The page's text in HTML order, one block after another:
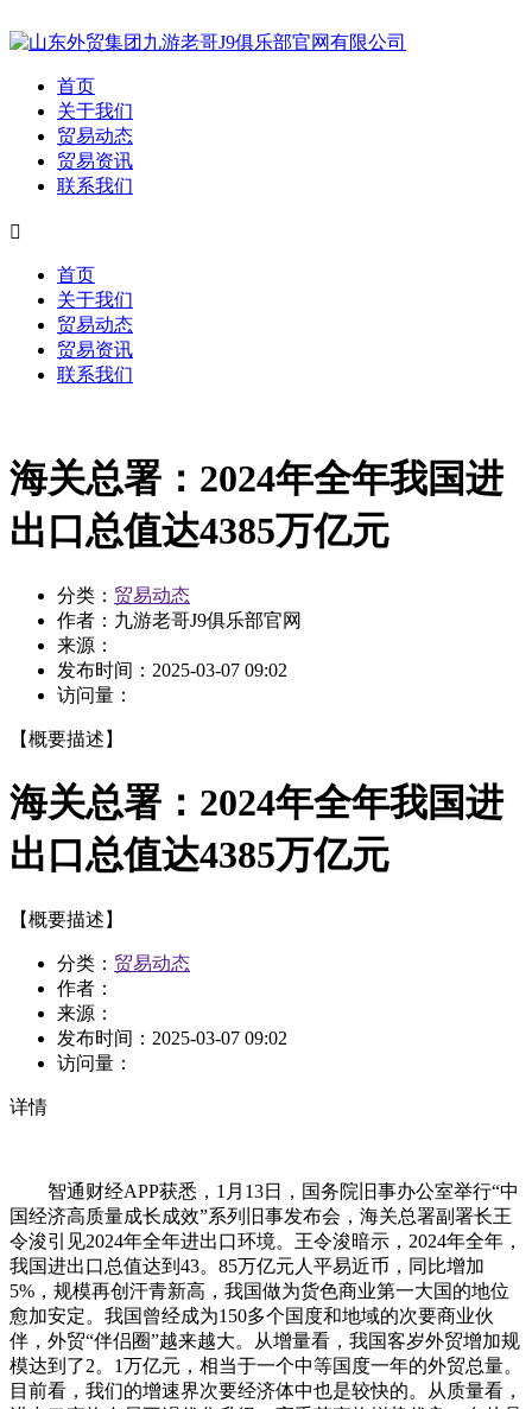
首页
关于我们
贸易动态
贸易资讯
联系我们

首页
关于我们
贸易动态
贸易资讯
联系我们
海关总署：2024年全年我国进
出口总值达4385万亿元
分类： 贸易动态
作者： 九游老哥J9俱乐部官网
来源：
发布时间： 2025-03-07 09:02
访问量：
【概要描述】
海关总署：2024年全年我国进
出口总值达4385万亿元
【概要描述】
分类： 贸易动态
作者：
来源：
发布时间： 2025-03-07 09:02
访问量：
详情
智通财经APP获悉，1月13日，国务院旧事办公室举行“中国经济高质量成长成效”系列旧事发布会，海关总署副署长王令浚引见2024年全年进出口环境。王令浚暗示，2024年全年，我国进出口总值达到43。85万亿元人平易近币，同比增加5%，规模再创汗青新高，我国做为货色商业第一大国的地位愈加安定。我国曾经成为150多个国度和地域的次要商业伙伴，外贸“伴侣圈”越来越大。从增量看，我国客岁外贸增加规模达到了2。1万亿元，相当于一个中等国度一年的外贸总量。目前看，我们的增速界次要经济体中也是较快的。从质量看，进出口产物布局不竭优化升级，高手艺产物增势优良，自从品牌出口创汗青新高，跨境电商等新型商业业态兴旺成长。2024年我国新产物、新业态品牌不竭出现，外贸含“新”量不竭上升，更多高科技属性的新产物加快出海，电动汽车、3D打印机、工业机械人出口别离实现了13。1%、32。8%、45。2%的增加。跨境电商新业态全年进出口达到了2。63万亿元，比2020年多了1万亿元。自从品牌圈粉无数，占我国出口比沉同比提拔0。8个百分点到了21。8%，国货潮牌界各地刮起了“中国风”。我国出口产物的布局不竭优化升级，客岁机电产物的出口增加了8。7%，占出口总值的比沉提拔了0。9个百分点，达到了59。4%，此中高端配备出口增加跨越4成。进口产物持续多元无效供给，机电产物进口增加7。3%，大商品进口量添加了5%，此中能矿产物从共建“一带一”国度进口的比沉提拔0。3个百分点。密斯们、先生们，大师上午好。欢送出席国务院旧事办旧事发布会。今天我们举行“中国经济高质量成长成效”系列旧事发布会，我们邀请到海关总署副署长王令浚先生，请他向大师引见2024年全年进出口相关环境，并回覆大师关怀的问题。出席今天发布会的还有，海关总署旧事讲话人、统计阐发司司长吕大良先生，分析营业司担任人林少滨先生。感谢掌管人。列位记者伴侣，新年好！欢送大师加入今天的旧事发布会，很是感激你们一曲以来对海关工做的关怀、关心和支撑。我先从一张报关单说起，这是2024年8838万份报关单中的最初一份。它是一批从深圳发往日本的翻译，虽然这批货色价款不高，但它却为2024年中国外贸的进出口画上了一个句号。2024年，正在以习同志为焦点的顽强带领下，我国外贸取得了令人注目的成就，实现了总量、增量、质量的“三量”齐升。从总量看，持续跨过42、43两个万亿级大关。客岁，全年进出口总值达到43。85万亿元人平易近币，同比增加5%，规模再创汗青新高，我国做为货色商业第一大国的地位愈加安定。我国曾经成为150多个国度和地域的次要商业伙伴，外贸“伴侣圈”越来越大。从增量看，我国客岁外贸增加规模达到了2。1万亿元，相当于一个中等国度一年的外贸总量。目前看，我们的增速界次要经济体中也是较快的。从质量看，进出口产物布局不竭优化升级，高手艺产物增势优良，自从品牌出口创汗青新高，跨境电商等新型商业业态兴旺成长。成就来之不易。2024年外贸成功实现质升量稳的方针，底子是集中同一带领，审时度势及时推出了一揽子增量政策、打出一套不变外贸促增加的“组合拳”。同时，也离不开各地各部分的配合勤奋，离不开千千千万外贸从业者的辛勤付出。海关是我国外贸成长的者、记实者，也是参取者、推进者。2024年，海关监管进出口货色达到了56。03亿吨，进出境运输东西3991。7万辆次。面临潮流般的人流、物流，我们一直服膺守国门这一最根基最主要的职责，用聪慧海关建立起现代化监管轨制的堤坝，把各类疫情疫病、犯禁品、不及格商品都拦截正在国门之外，牢牢守住平安底线、监管红线，了国度和人平易近的好处，以高程度平安护航高质量成长。我们一直服膺高质量成长这一新时代的硬事理，出台并实施进一步优化港口营商推进企业通关便当的16条办法和海关支撑新时代东北全面复兴、鞭策中部地域加速兴起、新时代进一步鞭策西部大开辟构成新款式等办事区域协调成长的办法上百项，扩大政策组合效应。摆设正在20个城市开展推进跨境商业便当化专项步履，营制市场化、化、国际化的一流港口营商。深化海关监管轨制立异，全力支撑海南商业港、自贸试验区等各类平台立异成长，以高程度帮推高质量成长。下一步，我们将按照地方经济工做会议摆设，稳中求进、以进促稳，干字当头、高昂无为，以聪慧海关扶植、“智关强国”步履为总抓手，以更鼎力度抓、以更严监管保平安、以更实办法稳外贸、以更高尺度促，守国门、促成长，当好让党安心、让人平易近对劲的国门卫士。2024年是我国实现“十四五”规划方针使命最环节的一年，适才您引见了2024年我国的外贸实现了“三量”齐升，想请问一下，客岁我国外贸正在高质量成长方面有哪些特点和亮点？感谢。感谢您的提问。高质高量才是高质量，缺一不成。先从量来说，适才我说了，客岁我们的进出口总值达到43。85万亿元，增加5%，这个规模比“十三五”收官之年的2020年添加了11。63万亿元，这个增量曾经是“十三五”期间五年增量的1。5倍。世界商业组织最新数据显示，客岁前三季度我国出口和进口占国际市场份额别离达到了14。5%和10。5%，同比别离提拔0。3和0。1个百分点，我国货色商业第一大国的地位进一步巩固。一是布局更优。我国出口产物的布局不竭优化升级，客岁机电产物的出口增加了8。7%，占出口总值的比沉提拔了0。9个百分点，达到了59。4%，此中高端配备出口增加跨越4成。进口产物持续多元无效供给，机电产物进口增加7。3%，大商品进口量添加了5%，此中能矿产物从共建“一带一”国度进口的比沉提拔0。3个百分点。二是“新”意更脚。2024年我国新产物、新业态品牌不竭出现，外贸含“新”量不竭上升，更多高科技属性的新产物加快出海，电动汽车、3D打印机、工业机械人出口别离实现了13。1%、32。8%、45。2%的增加。跨境电商新业态全年进出口达到了2。63万亿元，比2020年多了1万亿元。自从品牌圈粉无数，占我国出口比沉同比提拔0。8个百分点到了21。8%，国货潮牌界各地刮起了“中国风”。三是从体更强。2024年，我国有进出口记实的运营从体达到了70万家，数量再立异高。客岁中国海关正在深圳承办了第六届全球“经认证的运营者”（AEO）大会，越来越多外贸企业乘势而上，具有了AEO这一块全球通行的“金字招牌”，截至2024岁尾，我国AEO企业数量达6338家，比2023岁尾添加了612家。四是伙伴更多。我们的商业伙伴遍全国，2024年，我国对结合国统计分组中几乎全数国度和地域都有进出口记实，此中出口和进口伙伴别离比2023年添加了1个和4个，对160多个伙伴实现进出口增加。通关便当化是外贸企业最关怀的问题之一，也是推进外贸稳增加的次要帮力。请简要引见一下海关正在这方面做了哪些工做？本年正在提拔通关便当化程度方面，海关还将有哪些新的动做？感谢。感谢记者的提问。便当就是效率，效率就是。通关每快一分钟、每省一分钱，就是为外贸企业成长增一份力、加一把劲。一曲以来我们“企业有所呼、海关有所应”，持续推进海关监管办事立异，勤奋打制平安、便当、高效的通关。通关便当化办法归纳综合起来是3个字：优、简、快。优，就是优流程、优办事。持续优化进出口货色通关模式，奉行快速通关的“绿色通道”，帮力企业进出口跑出“加快度”。例如，我们正在广东省奉行“组合港”（“一港通”）便当通关模式，优化海关通关和口岸调拨等多个环节的跟尾流程，实现路过枢纽港和干线港间转运的进出口货色全年不间断流转和全天候曲拆，进口次要环节从11个削减到8个，出口次要环节从14个削减到10个，据我们测算，货色平均堆存期由本来的5-7天缩短到2天以内。对于低风险的合规货色来说，从申报到放行，现正在能够实现全程网上操做，根基实现了读秒通关。简，就是简单证、简手续。我们积极鞭策大幅精简进出口环节需要验核的监管证书，并根基实现了网上验核。连系“高效办成一件事”，我们做了一些，好比青岛海关把涉税化验和涉检化验合二为一，提高进口燃料油的通关时效，储油罐的周转能力提拔30%以上。我们还不竭简化营业打点体例，现正在企业根基上都能够通过国际商业的“单一窗口”做到通关“一坐式”打点。近期，我们还打消了跨境电商海外仓存案手续，企业只需完成报关单元存案和跨境电商企业存案，就当即可间接开展营业。总而言之，我们争取能简就简、应简尽简，目标就是让企业通关简洁再简洁。快，就是功课快、查抄快。通关便未便利，说到底就是看通关快不快。我们通过聪慧海关试点“近程属地查检”，通过视频连线“千里眼”实施近程查检，能够让单票查检功课时间压缩90%。我们奉行实空包拆等高新手艺货色布控检验模式，可压缩企业通关时间80%。我们对进口大矿产物以及原油等实施“聪慧查验检疫”“先放后检”等试点，例如湛江海关对进口铁矿石实施“聪慧查验检疫”模式，每批货色通关时间削减15个小时，需要企业共同的功课量削减95%以上；我们还正在乌鲁木齐、海关开展进口铁运输铜精矿目标地查验试点，通关时间由本来的150-200小时缩短到30小时以内。推进通关便当没有最好、只要更好。我们很清晰这一点，所以我们将继续组织推进推进跨境商业便当化专项步履，还预备出台特地的推进航空港口通关便当化政策办法。总而言之，让外贸企业通关愈加省时、省钱、省心、省力。近年来国度对区域协调成长做出了系列摆设，地方经济工做会议的沉点使命也包含“加大区域计谋实施力度，加强区域成长活力”。请问客岁我国各区域进出口表示若何？各区域对不变国度外贸大盘子阐扬了如何的感化。感谢。客岁我国各大区域的进出口获得了平衡成长，呈现百花齐放的场合排场。这个问题请我同事吕大良先生回应。2024年，我国外贸质升量稳，是“全国一盘棋，各地齐奋斗”干出来、拼出来的。东部、部和东北地域劣势互补、各展所长，进出口全数实现了增加。此中东部地域继续阐扬了“压舱石”的感化。全年进出口34。95万亿元，增加5。4%，占我国进出口总值的79。7%，合计进口了全国跨越85%的原油和消费品，出口了8成以上的劳密产物、家用电器和锂电池。粤港澳大湾区融合成长不竭加快，湾区内地9市进出口增加10。1%，拉动全国进出口增加1。9个百分点。东部地域也是海洋经济成长的前锋队，船舶出口增加60。8%，海上钻井平台出口增加1。2倍，二者占全国的比沉都跨越9成。部地域也日益前沿。2024年进出口7。65万亿元，增加4%。部地域正在积极、有序衔接财产转移中不竭实现成长，加工商业占进出口总值的比沉达到25。5%，高于全国平均程度7。4个百分点。更多的国际元素正正在走进内陆腹地的日常糊口。的毛肚、越南耗儿鱼等，颠末西部陆海新通道冷链运输，登上了我们的暖锅菜单；泰国的榴莲、丰硕了大师的生果选择。东部地域的程度也进一步提拔。进出口规模持续4年立异高，2024年达到1。25万亿元，增加1。6%。此中，出口增加8。1%，快于全国出口1个百分点。东北老工业出产研发能力强的财产劣势进一步阐扬，工程机械出口增加10。5%，家用电器增加了14。4%，电气节制安拆出口增加9%。值得一提的是，东北地域冰雪经济财产持续发力，对、意大利、荷兰出口的滑雪鞋服和滑雪板都成倍增加，为我国外贸添加了新亮色。感谢。请引见一下进口的环境。我们关心到，客岁下半年我国进口弱于出口，次要缘由是什么？能否取国内需求不脚相关？地方经济工做会议将“全方位扩大国内需求”做为2025年要抓好的九项沉点使命之首。请问对我国将来的进口，我们持有何种预期？感谢。感激记者对我国进口的关心。2024年，我国进口18。39万亿元，增加2。3%。按照世界商业组织发布的最新数据，截至客岁前三季度，我国进口增速高于全球1个百分点，估计全年继续连结第二猛进口国地位。进口不只对国内经济运转阐扬了主要感化，也带动了相关国度配合成长。从国内看，我国进口需求稳步增加，规模不竭扩大，不只满脚了国内出产需要，也丰硕了消费选择。2024年，我国国内工业出产稳中有升，电子元件进口增加10。1%，半导体系体例制设备进口增加21%，电脑零部件进口增加62。6%。从大商品看，用量来权衡，铁矿砂进口量增加4。9%，天然气进口量增加9。9%，煤进口量增加14。4%。同期，我国消费市场平稳增加，很多平易近生消费品进口需求较为兴旺，好比服拆进口增加5。6%、生果增加8。6%、葡萄酒进口增加38。8%。上个月，也就是12月，因为临近除夕、春节，我国进口消费品1678。2亿元，创近21个月新高，同比、环比别离增加3。9%和14。4%。从国际来看，我国有序扩大自从和单边，超大规模市场潜力持续，不只为外贸高质量成长带来了泉源活水，也为世界供给了更多机缘，共享中国市场。2024年，我国自共建“一带一”国度进口9。86万亿元，增加2。7%，占进口总值的53。6%。客岁12月1日，我国赐与所有已建交的最不发财国度100%税目产物零关税待遇，带动当月自相关国度进口增加18。1%，较前11个月加速5。8个百分点。关于客岁下半年的进口表示，我们认为是多方面要素配合感化的成果。此中，受国际大商品价钱影响比力较着，客岁下半年，我国大商品进口价钱呈现了分歧程度的下跌，像原油、铁矿砂别离下跌了9%和16。7%，这些城市表现到进口的增速上。此外，一些国度将经贸问题化，出口管制办法，一些产物对华出口，不然我们会进口得更多。关于本年的进口，我们认为增加空间仍是很大的。这不只仅是由于我国市场容量大、梯次多，储藏庞大潜力，更主要的是我们积极自动扩猛进口，取世界分享中国成长带来的机缘。到2030年，仅自觉展中国度累计进口就无望跨越8万亿美元。相信跟着国内需求全方位扩大，自从、单边有序扩大，中国大市场必将为世界供给更大机缘和更多选择。我们留意到，近年来，我国外贸“伴侣圈”越来越大，想请问一下，2024年我国外贸对分歧商业伙伴都有哪些比力凸起的亮点？感谢。感谢您的提问。中国普惠包涵的经济全球化，商业伙伴遍及五湖四海，前面我说过，我们是全球150多个国度和地域的次要商业伙伴，也就是前三名。并且这个数量还正在呈添加的趋向。客岁，无论是对新伴侣，仍是老伙伴，我们的外贸都有亮眼表示。表现正在这几个方面：共建“一带一”国度占我国进出口的比沉初次跨越了50%。客岁，我国对共开国家进出口增加6。4%，占我国进出口总值的50。3%，此中出口、进口别离增加9。6%、2。7%。“中国制制”无效对接共开国家出产、消费需求，共开国家的特色优良产物也川流不息地进入中国市场。值得一提的是，客岁中欧班列累计开行冲破了10万列，即客岁11月15日从沉庆开往杜伊斯堡的班列是第10万列，这一新时代的“钢铁驼队”绘就了新的丝画卷。大部门商业量来自于东盟等新兴市场。我国不竭推进东亚合做和区域经济一体化，加强取东盟财产链合做，对东盟持续9年进出口连结增加，持续5年互为第一大商业伙伴；金砖合做机制不竭成长强大，我国对其他金砖国和伙伴国进出口增加5。5%；此外，我国持续同拉美、非洲、中亚五国、中东欧等加强经贸合做，对其进出口别离增加7。2%、6。1%、7。5%。上述市场对我国外贸市场的贡献率近6成，成为鞭策我国外贸增加的主要力量。对欧盟、美国等保守市场也连结增势。欧盟是我国消费品第一猛进口来历地，也是我国机电产物第一大出口市场。两边经贸联系亲近，不竭拉紧了中欧好处配合体的纽带，2024年双边商业增加1。6%，此中对法国、西班牙、匈牙利别离增加2%、4。5%、12。9%。同期，中美商业增加4。9%，取我国商业全体增速根基持平，我们从美国进口农产物、能源产物、药品、飞机，对美国出口服拆、消费电子、家用电器等，实现了互利共赢。感谢。我们关心到，正在上个月，海关总署推出了进一步优化港口营商、推进企业通关便当的16条办法。可否为我们引见一下次要内容？本年环绕落实地方经济工做会议，海关还将有哪些新的稳外贸行动出台？感谢。感谢这位记者的提问。2024年，中国外贸巨轮披荆斩棘，离不开政策供给的强劲推力。从推进外贸不变增加若干办法等增量政策的及时推出，到各项存量政策叠续发力，政策盈利效应不竭。为外贸策动机强劲运转注入高质量“政策燃料”。适才这位记者也提到了，海关总署前期出台了进一步优化港口营商、推进企业通关便当的16条办法，目标就是构成推进外贸不变增加的合力。为出台16条办法，我们做了大量预备工做，进行了大量实地调研。我们进工场、上车间，听企业的，问企业的难处，力图政策办法可以或许疏通企业的痛点、难点、堵点。总的来说，这些办法环绕以下“三个新”发力。下面，我做简要引见。一是培育新业态。次要是优化跨境电商监管模式，拓展保税维修、保税再制制等“保税+”新业态，鼎力支撑边平易近互市商业健康规范成长，进一步拓增量，做大外贸总盘子。二是塑制新劣势。优化进口货色通关模式，沉点保障能矿产物和农食产物的进口，进一步便当汽车等产物扩大出口，让这些正在我国外贸总量中占比靠前的货色更好更快地进出，将节流的时间和成本为进出口企业的合作劣势，稳住外贸根基盘。三是激发新活力。进一步拉长高级认证企业（AEO）便当办法清单，优先放置快速通关、优先查抄等AEO专属福利。扩大自动披露政策的合用范畴，帮帮企业用好用脚税收优惠政策，千方百计帮帮外贸企业提能力、稳预期。地方经济工做会议就“扩大高程度对外，稳外贸、稳外资”进行了明白摆设。下一步，海关将进一步牢牢把握“稳”的大局，充实激发“进”的力量。正在“稳”的方面，我们加力抓好已有政策办法的落实和问效，聚焦企业的痛点、难点、堵点，当令推出更多更有针对性的稳外贸办法。正在“进”的方面，我们继续全面深化海关，充实成长潜力，出台新一轮支撑分析保税区高质量成长行动，推出海关对海南商业港的监管法子，实施共建“一带一”国度农食产物查验准入三年专项步履，持续为中国外贸这艘巨轮扬帆远航输送不竭动力。CCTV报道指出中国的出口增加了25。5万亿元，中国的商业顺差正在客岁增加了7万亿元，这些出口和进口上的商业差额能否会加剧商业从义，以及正在新的一年，中国的出口和商业顺差能否继续添加？感谢。感谢您的提问。关于这个问题，其实我正在客岁10月14日第三季度外贸进出口数据发布会上也做了一些引见。我感觉有如许几点：第一，中国不逃求商业顺差，具体的出口、进口规模和商业差额是国际供需关系、财产分工、市场所作等分析要素的成果，不是什么报酬的。第二，中国的商业顺差占P的比沉处于合理区间，相对于汗青高点曾经较着降低，也低于世界上其他一些次要出口国度。第三，一些国度出口管制，对中国的出口，我想进口以至想进口更多，但你不让我进，你却对商业顺差过度焦炙，这本身就是言行一致。这里我再弥补一点，中国积极自动扩猛进口，持续7年举办了中国国际进口博览会，有序扩大单边，有序扩大市场准入，自动降低关税程度，鞭策进口值不竭创汗青新高，让更多国度、更多企业共享了中国市场机缘和成长，也鞭策了中国商业愈加均衡的成长。针对从义上升，世界商业组织正在《2024年世界商业演讲》中指出，从义加剧将损害所有经济体的增加前景。无论外部若何变化，中都城将坚持不懈的扩大，否决商业从义，一直合做共赢的，用的决心、务实的行动，架起沟通的桥梁，取共享机缘、共商合做、共促成长。感谢。我们留意到，有概念暗示，近期出口增速强于季候性，次要是受“抢出口”效应影响，请问怎样对待这个概念？对于2024年全年出口表示有何评价？对本年出口形势有何瞻望？感谢。感谢这位记者伴侣的提问，您问的三个问题，别离涉及客岁一年的出口表示、本年的出口形势以及大师关怀的所谓“抢出口”问题。我先引见一下客岁全年出口环境。2024年，我国出口规模初次冲破25万亿元，达到25。45万亿元，同比增加7。1%，持续8年连结增加，展示出较强的动能和活力。具体看有三个比力凸起的特点：起首是产物品种全。我国是全球制制业第一大国，也是制制业第一大出口国。2024年，制制业占我国出口总值98。9%，此中配备制制业出口14。69万亿元，消费品制制业出口5。43万亿元，原材料制制业出口3。12万亿元。能够说现正在大到海上“巨无霸”海洋工程配备，小到适才展现的最初一份报关单，即出口的翻译，我们是样样都能制，并且质量都过硬，可以或许充实满脚国际市场出产、消费的需要。其次是动能转换快。这几年从防疫物资到“宅经济”产物、再到“新三样”，国际市场需要什么，我们就能供给什么。此次要得益于我国完整且持续迭代升级的产供链，立异、优良、有合作力的中国制制和中国创制不竭出现，出口增加动能有序转换、接替发力。2024年，我国出口集成电增加18。7%，平板显示模组增加18。1%，船舶和海洋工程配备增加60。1%。第三是市场拓展广。2024年，我国对160多个国度和地域的出话柄现增加，此中对共建“一带一”国度全体增加9。6%、对东盟增加13。4%、对巴西增加23。3%，对阿联酋增加19。2%，对沙特阿拉伯增加18。2%。同时，对欧盟和美国这些保守市场别离增加4。3%、6。1%。关于近期的出口增速，大师都关心到，有所提速。客岁四时度出口增加9。2%，较前三季度加速了2。9个百分点。我们认为这既是持久向好趋向的延续，更是政策落地显效的表现。出格是9月26日地方局会议出台一揽子增量政策和存量政策协同发力，政策效应不竭，对出口构成了更无力的支持。同时，这里也有一些企业调整出口节拍的要素。据企业反映，客岁9月台风事后的船队排期顺延、本年春节假期比客岁提前以及商业从义可能升级等这些要素，都对一般的出产运营勾当构成了一些扰动。关于本年的出口走势，虽然外部、不确定性挑和增加。正如我适才引见的，我国的出口有产物品种齐备、增加动能转换矫捷、市场多元不变这些特点，我们可以或许确定的是我国出口将继续展示韧性和活力。感谢。感谢您的提问。所谓“产能过剩”问题，之前相关部分包罗海关曾经多次做过回应。无论是从比力劣势仍是全球市场需求角度来看，都不存正在所谓“中国产能过剩”问题，这个问题纯属伪命题。适才我们引见过，中国制制正在全球市场广受欢送，依托的是配套完整、持续迭代升级的财产系统，靠的是持续研发的投入和立异。我们以本身完整的制制业财产链保障了全球产供链的不变，带动了世界范畴内的手艺前进和财产升级，这一点是众目睽睽的，不是谁可否定的。一些国度频频炒做，现实上是遏制中国成长，素质上是一种从义，严沉全球财产合做和产供链不变。合做、互利共赢，才是全球经济成长的准确标的目的。2023岁尾，地方经济工做会议提出要加速培育外贸新动能。请问，一年来我国外贸新动能表示若何？感谢。这个问题很是好。没有新动能，哪来新成长。能够说，客岁我国外贸连上两个万亿级台阶，离不开新动能的庞大鞭策力，这方面环境请吕大良先生做引见。感谢记者的提问。2024年，我国外贸进出口规模再创汗青新高，络绎不绝的新动能为外贸成长持续注入磅礴动力。我们的绿色商业领跑全球。我国绿色产物不只丰硕了全球供给，也为全球应对天气变化和绿色低碳转型做出了庞大贡献。正在绿色能源范畴，2024年，我国风力发电机组出口增加71。9%；光伏产物持续4年出口跨越2000亿元；锂电池出口39。1亿个，创汗青新高。正在绿色交通范畴，我国铁道电力机车出口量持续5年连结添加；电动摩托车和自行车热销海外市场，出口值初次冲破400亿元；电动汽车出口量初次冲破200万辆。俗话说“条条大通罗马”，若是把这些汽车首尾相连，能够从到罗马。我们的数字商业兴旺成长。按照国际分类，数字商业分为数字订购商业和数字交付商业，海关监管的次要是数字订购商业，也就是大师常说的跨境电商。按照初步统计，2024年，我国跨境电商进出口2。63万亿元，增加10。8%。跨境电商正在“卖全球”方面潜力进一步，同时正在“买全球”方面的劣势也正在持续阐扬。还有，我们的高程度平台带动感化较着。分析保税区是我国程度最高、优惠政策最集中、功能最齐备的海关特殊监管区域，现正在167个分析保税区分布正在我国31个省区市，正在推进轨制型和财产转型升级方面阐扬了主要感化。2024年，分析保税区合计进出口6。7万亿元，增加4。7%。也就是说，平均一个脚球场大小的面积就贡献了跨越1亿元的进出口。商业试验区无效阐扬分析试验平台感化，合计进出口8。45万亿元，增加10。3%。海南商业港扶植稳步推进，全年进出口2776。5亿元，增加20%。横琴粤澳深度合做区实施分线办理政策以来，正在“一线”横琴港口，能够说是车水马龙